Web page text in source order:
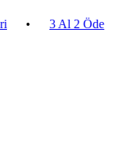
3 Al 2 Öde •